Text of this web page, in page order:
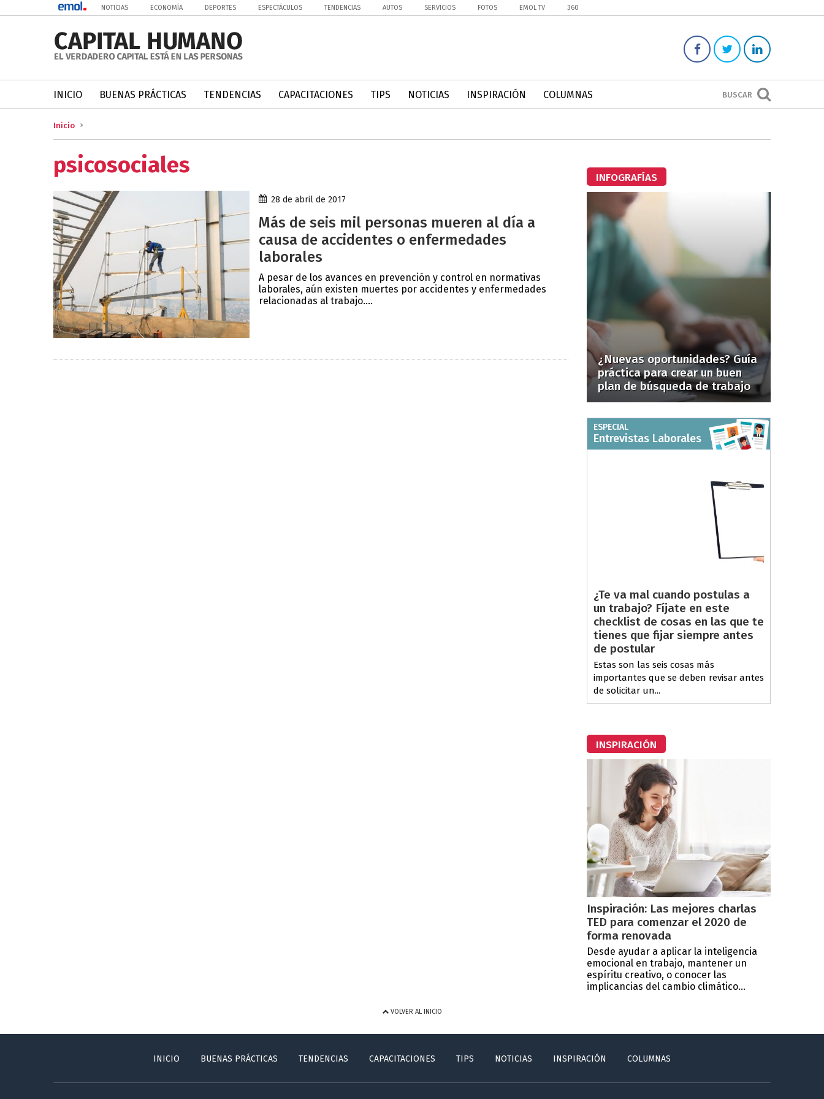
NOTICIAS ECONOMÍA DEPORTES ESPECTÁCULOS TENDENCIAS AUTOS SERVICIOS FOTOS EMOL TV 360
BUSCAR
INICIO BUENAS PRÁCTICAS TENDENCIAS CAPACITACIONES TIPS NOTICIAS INSPIRACIÓN COLUMNAS
Inicio
psicosociales
28 de abril de 2017
Más de seis mil personas mueren al día a
causa de accidentes o enfermedades
laborales
A pesar de los avances en prevención y control en normativas
laborales, aún existen muertes por accidentes y enfermedades
relacionadas al trabajo....
INFOGRAFÍAS
¿Nuevas oportunidades? Guía
práctica para crear un buen
plan de búsqueda de trabajo
ESPECIAL
Entrevistas Laborales
¿Te va mal cuando postulas a
un trabajo? Fíjate en este
checklist de cosas en las que te
tienes que fijar siempre antes
de postular
Estas son las seis cosas más
importantes que se deben revisar antes
de solicitar un...
INSPIRACIÓN
Inspiración: Las mejores charlas
TED para comenzar el 2020 de
forma renovada
Desde ayudar a aplicar la inteligencia
emocional en trabajo, mantener un
espíritu creativo, o conocer las
implicancias del cambio climático...
VOLVER AL INICIO
INICIO BUENAS PRÁCTICAS TENDENCIAS CAPACITACIONES TIPS NOTICIAS INSPIRACIÓN COLUMNAS